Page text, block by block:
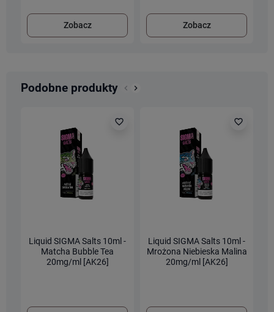
Zobacz Zobacz
Podobne produkty Poprzedni
keyboard_arrow_left
Następny
keyboard_arrow_right
favorite_border
Liquid SIGMA Salts 10ml -
Matcha Bubble Tea
20mg/ml [AK26]
favorite_border
Liquid SIGMA Salts 10ml -
Mrożona Niebieska Malina
20mg/ml [AK26]